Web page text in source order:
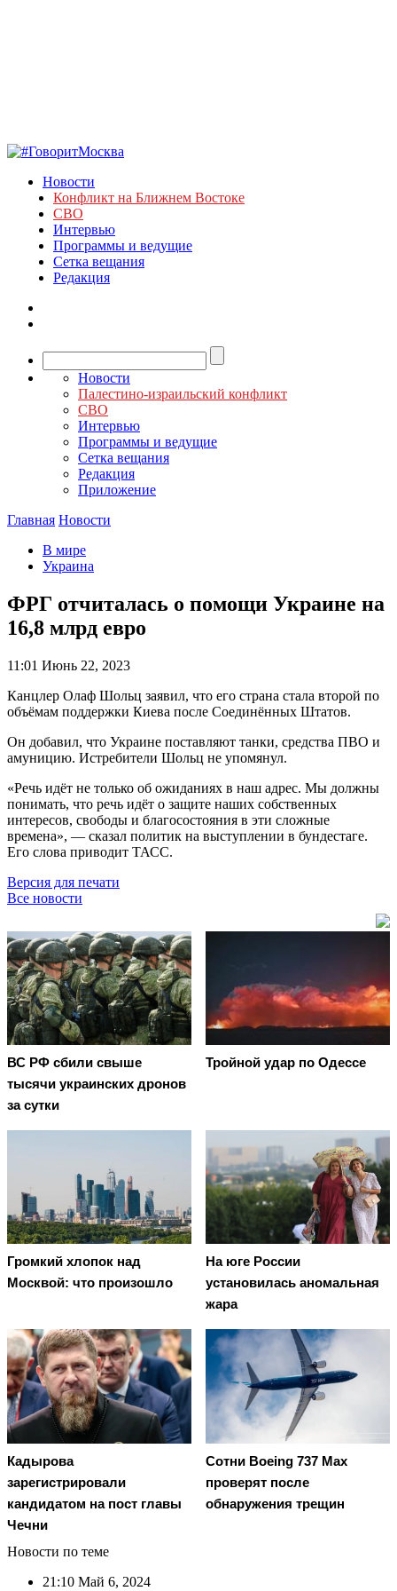
Новости
Конфликт на Ближнем Востоке
СВО
Интервью
Программы и ведущие
Сетка вещания
Редакция
Новости
Палестино-израильский конфликт
СВО
Интервью
Программы и ведущие
Сетка вещания
Редакция
Приложение
Главная Новости
В мире
Украина
ФРГ отчиталась о помощи Украине на
16,8 млрд евро
11:01 Июнь 22, 2023
Канцлер Олаф Шольц заявил, что его страна стала второй по
объёмам поддержки Киева после Соединённых Штатов.
Он добавил, что Украине поставляют танки, средства ПВО и
амуницию. Истребители Шольц не упомянул.
«Речь идёт не только об ожиданиях в наш адрес. Мы должны
понимать, что речь идёт о защите наших собственных
интересов, свободы и благосостояния в эти сложные
времена», — сказал политик на выступлении в бундестаге.
Его слова приводит ТАСС.
Версия для печати
Все новости
ВС РФ сбили свыше
тысячи украинских дронов
за сутки
Тройной удар по Одессe
Громкий хлопок над
Москвой: что произошло
На юге России
установилась аномальная
жара
Кадырова
зарегистрировали
кандидатом на пост главы
Чечни
Сотни Boeing 737 Max
проверят после
обнаружения трещин
Новости по теме
21:10 Май 6, 2024